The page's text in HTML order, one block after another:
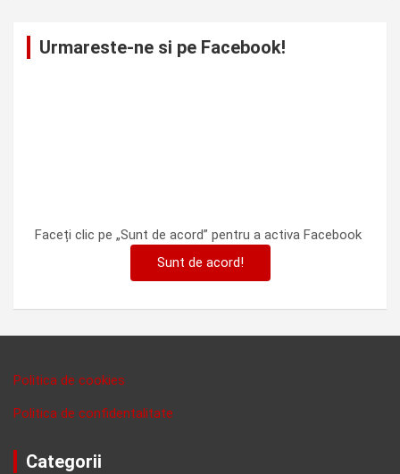
Urmareste-ne si pe Facebook!
Faceți clic pe „Sunt de acord” pentru a activa Facebook
Sunt de acord!
Politica de cookies
Politica de confidentalitate
Categorii